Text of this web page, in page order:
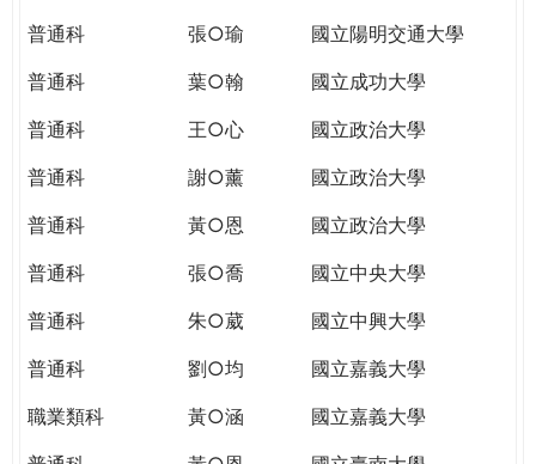
格。
WAGOR
TODAY
r
e
普通科
張○瑜
國立陽明交通大學
普通科
葉○翰
國立成功大學
普通科
王○心
國立政治大學
普通科
謝○薰
國立政治大學
普通科
黃○恩
國立政治大學
普通科
張○喬
國立中央大學
普通科
朱○葳
國立中興大學
普通科
劉○均
國立嘉義大學
職業類科
黃○涵
國立嘉義大學